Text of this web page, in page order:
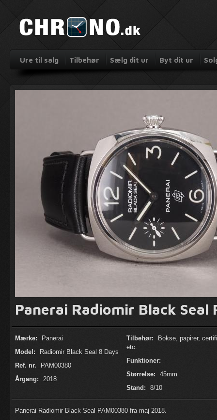
Ure til salg Tilbehør Sælg dit ur Byt dit ur
Panerai Radiomir Black Seal
Mærke:
Panerai
Model:
Radiomir Black Seal 8 Days
Ref. nr.
PAM00380
Årgang:
2018
Tilbehør:
Bokse, papirer,
etc.
Funktioner:
-
Størrelse:
45mm
Stand:
8/10
Panerai Radiomir Black Seal PAM00380 fra maj 2018.